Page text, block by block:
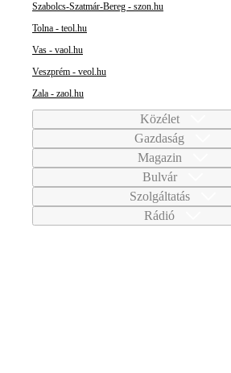
Szabolcs-Szatmár-Bereg - szon.hu
Tolna - teol.hu
Vas - vaol.hu
Veszprém - veol.hu
Zala - zaol.hu
Közélet
Gazdaság
Magazin
Bulvár
Szolgáltatás
Rádió